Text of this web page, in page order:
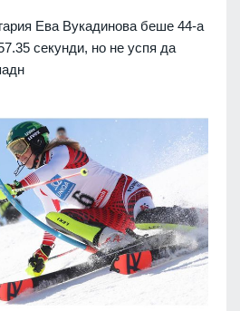
Ева Вукадинова беше 44-а
секунди, но не успя да